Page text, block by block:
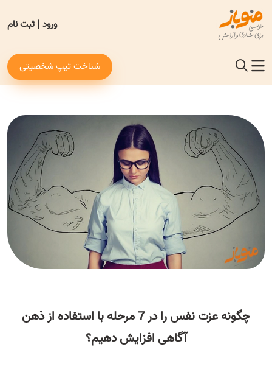
ورود| ثبت نام
شناخت تیپ شخصیتی
چگونه عزت نفس را در 7 مرحله با استفاده از ذهن
آگاهی افزایش دهیم؟